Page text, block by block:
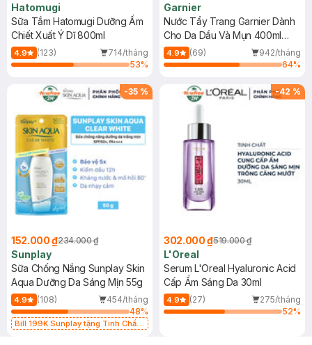
Hatomugi
Sữa Tắm Hatomugi Dưỡng Ẩm
Chiết Xuất Ý Dĩ 800ml
4.9 (123)
714/tháng
53%
Garnier
Nước Tẩy Trang Garnier Dành
Cho Da Dầu Và Mụn 400ml
(Mới)
4.9 (69)
942/tháng
64%
-35 %
152.000 ₫234.000 ₫
Sunplay
Sữa Chống Nắng Sunplay Skin
Aqua Dưỡng Da Sáng Mịn 55g
4.9 (108)
454/tháng
48%
Bill 199K Sunplay tặng Tinh Chất
-42 %
302.000 ₫519.000 ₫
L'Oreal
Serum L'Oreal Hyaluronic Acid
Cấp Ẩm Sáng Da 30ml
4.9 (27)
275/tháng
52%